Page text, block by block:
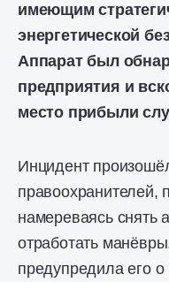
имеющим
энергетической
Аппарат был
предприятия и
место прибыли
Инцидент
правоохранителей,
намереваясь снять
отработать
предупредила его о